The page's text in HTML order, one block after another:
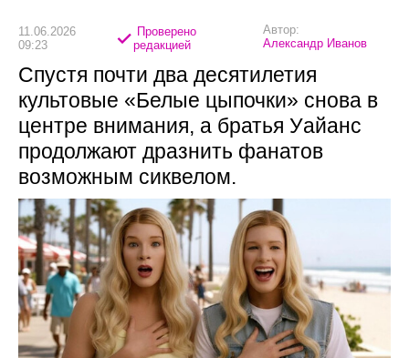
11.06.2026
09:23
Проверено
редакцией
Автор:
Александр Иванов
Спустя почти два десятилетия
культовые «Белые цыпочки» снова в
центре внимания, а братья Уайанс
продолжают дразнить фанатов
возможным сиквелом.